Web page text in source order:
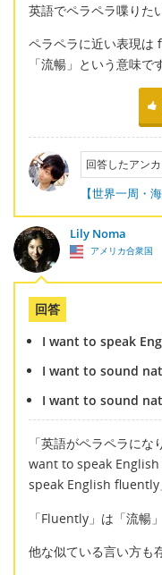
英語でペラペラ喋りた
ペラペラに近い表現は
「流暢」という意味で
回答したアン
【世界一周・
Lily Noma
アメリカ合衆国
回答
I want to speak
I want to sound
I want to sound
「英語がペラペラに
want to speak
speak English fluently
「Fluently」は「流暢
他な似ている言い方も